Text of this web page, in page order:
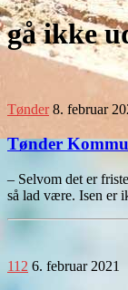
gå ikke
Tønder 8. februar
Tønder
– Selvom det er
så lad være. Isen er
112 6. februar 2021